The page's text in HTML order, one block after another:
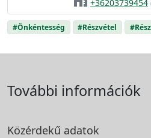
+36203739454
#Önkéntesség #Részvétel
További információk
Közérdekű adatok